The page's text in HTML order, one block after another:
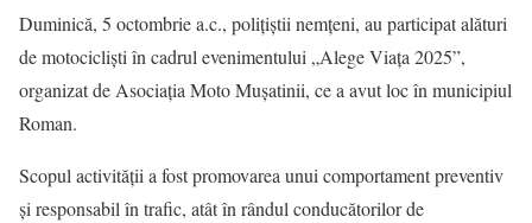
Duminică, 5 octombrie a.c., polițiștii nemțeni, au participat alături
de motocicliști în cadrul evenimentului „Alege Viața 2025”,
organizat de Asociația Moto Mușatinii, ce a avut loc în municipiul
Roman.
Scopul activității a fost promovarea unui comportament preventiv
și responsabil în trafic, atât în rândul conducătorilor de